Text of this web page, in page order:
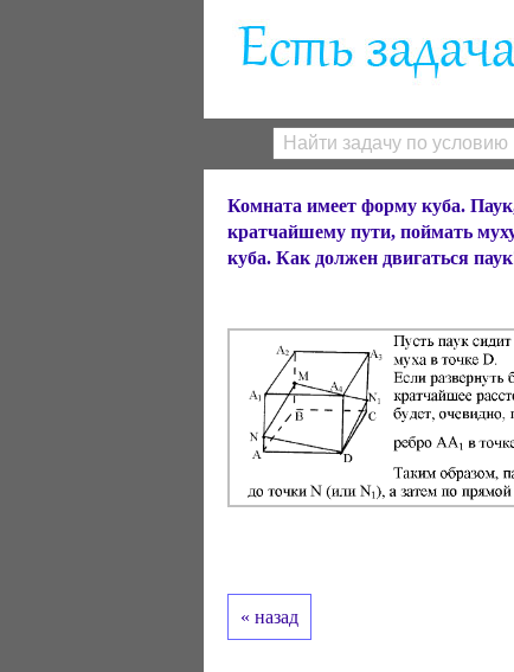
Комната имеет форму куба.
кратчайшему пути, поймать
куба. Как должен двигаться
« назад